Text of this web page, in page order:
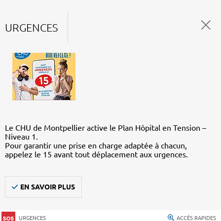
URGENCES
Le CHU de Montpellier active le Plan Hôpital en Tension –
Niveau 1.
Pour garantir une prise en charge adaptée à chacun,
appelez le 15 avant tout déplacement aux urgences.
EN SAVOIR PLUS
URGENCES ACCÈS RAPIDES